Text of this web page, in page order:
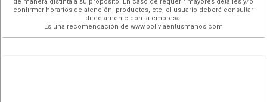
confirmar horarios de atención, productos, etc, el usuario deberá consultar
directamente con la empresa.
Es una recomendación de www.boliviaentusmanos.com